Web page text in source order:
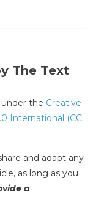
The Text
the Creative
International (CC
and adapt any
as long as you
a